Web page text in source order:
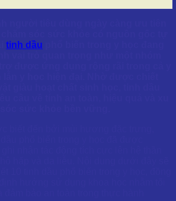
tinh dầu